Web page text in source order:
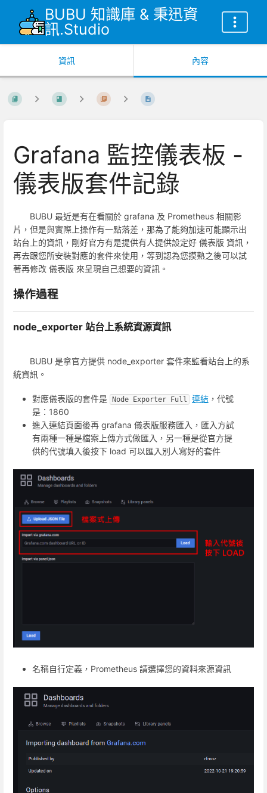
BUBU 知識庫 & 秉迅資
訊.Studio
資訊 內容
Grafana 監控儀表板 -
儀表版套件記錄
BUBU 最近是有在看關於 grafana 及 Prometheus 相關影
片，但是與實際上操作有一點落差，那為了能夠加速可能顯示出
站台上的資訊，剛好官方有是提供有人提供設定好 儀表版 資訊，
再去跟您所安裝對應的套件來使用，等到認為您摸熟之後可以試
著再修改 儀表版 來呈現自己想要的資訊。
操作過程
node_exporter 站台上系統資源資訊
BUBU 是拿官方提供 node_exporter 套件來監看站台上的系
統資訊。
對應儀表版的套件是 Node Exporter Full 連結 ，代號
是：1860
進入連結頁面後再 grafana 儀表版服務匯入，匯入方試
有兩種一種是檔案上傳方式做匯入，另一種是從官方提
供的代號填入後按下 load 可以匯入別人寫好的套件
名稱自行定義，Prometheus 請選擇您的資料來源資訊